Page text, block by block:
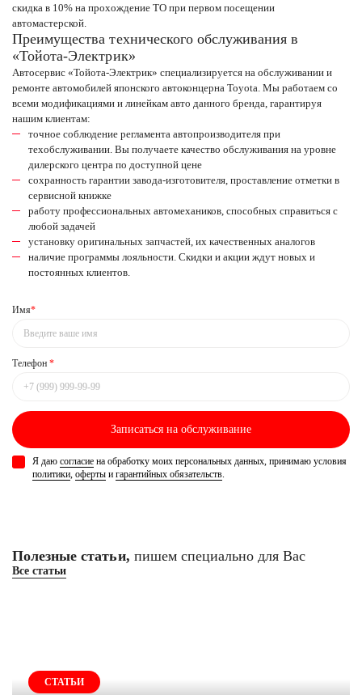
скидка в 10% на прохождение ТО при первом посещении
автомастерской.
Преимущества технического обслуживания в
«Тойота-Электрик»
Автосервис «Тойота-Электрик» специализируется на обслуживании и
ремонте автомобилей японского автоконцерна Toyota. Мы работаем со
всеми модификациями и линейкам авто данного бренда, гарантируя
нашим клиентам:
точное соблюдение регламента автопроизводителя при
техобслуживании. Вы получаете качество обслуживания на уровне
дилерского центра по доступной цене
сохранность гарантии завода-изготовителя, проставление отметки в
сервисной книжке
работу профессиональных автомехаников, способных справиться с
любой задачей
установку оригинальных запчастей, их качественных аналогов
наличие программы лояльности. Скидки и акции ждут новых и
постоянных клиентов.
Имя*
Телефон *
Записаться на обслуживание
Я даю согласие на обработку моих персональных данных, принимаю условия
политики, оферты и гарантийных обязательств.
Полезные статьи, пишем специально для Вас
Все статьи
СТАТЬИ